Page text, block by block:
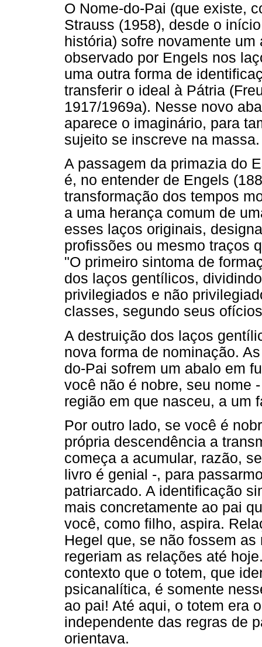
O Nome-do-Pai (que existe,
Strauss (1958), desde o
história) sofre novamente
observado por Engels nos
uma outra forma de
transferir o ideal à Pátria
1917/1969a). Nesse novo
aparece o imaginário, para
sujeito se inscreve na massa.
A passagem da primazia do
é, no entender de Engels
transformação dos tempos
a uma herança comum de
esses laços originais,
profissões ou mesmo traços
"O primeiro sintoma de
dos laços gentílicos,
privilegiados e não
classes, segundo seus
A destruição dos laços
nova forma de nominação.
do-Pai sofrem um abalo em
você não é nobre, seu nome
região em que nasceu, a um
Por outro lado, se você é
própria descendência a
começa a acumular, razão,
livro é genial -, para
patriarcado. A identificação
mais concretamente ao pai
você, como filho, aspira.
Hegel que, se não fossem
regeriam as relações até
contexto que o totem, que
psicanalítica, é somente
ao pai! Até aqui, o totem era
independente das regras de
orientava.